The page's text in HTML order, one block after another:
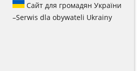
Сайт для громадян України
–Serwis dla obywateli Ukrainy